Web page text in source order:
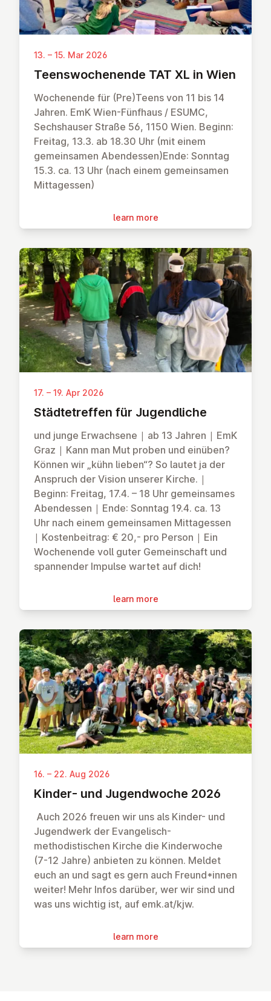
13. – 15. Mar 2026
Teens­wochen­ende TAT XL in Wien
Wochenende für (Pre)Teens von 11 bis 14
Jahren. EmK Wien-Fünfhaus / ESUMC,
Sechshauser Straße 56, 1150 Wien. Beginn:
Freitag, 13.3. ab 18.30 Uhr (mit einem
gemeinsamen Abendessen)Ende: Sonntag
15.3. ca. 13 Uhr (nach einem gemeinsamen
Mittagessen)
learn more
17. – 19. Apr 2026
Städtet­ref­fen für Ju­gend­liche
und junge Erwachsene | ab 13 Jahren | EmK
Graz | Kann man Mut proben und einüben?
Können wir „kühn lieben“? So lautet ja der
Anspruch der Vision unserer Kirche. |
Beginn: Freitag, 17.4. – 18 Uhr gemeinsames
Abendessen | Ende: Sonntag 19.4. ca. 13
Uhr nach einem gemeinsamen Mittagessen
| Kostenbeitrag: € 20,- pro Person | Ein
Wochenende voll guter Gemeinschaft und
spannender Impulse wartet auf dich!
learn more
16. – 22. Aug 2026
Kinder- und Ju­gend­woche 2026
Auch 2026 freuen wir uns als Kinder- und
Jugendwerk der Evangelisch-
methodistischen Kirche die Kinderwoche
(7-12 Jahre) anbieten zu können. Meldet
euch an und sagt es gern auch Freund*innen
weiter! Mehr Infos darüber, wer wir sind und
was uns wichtig ist, auf emk.at/kjw.
learn more